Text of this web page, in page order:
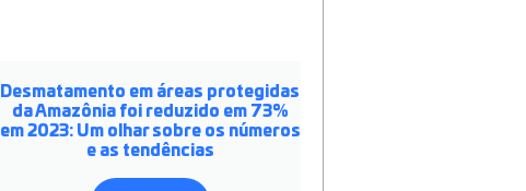
Desmatamento em áreas protegidas
da Amazônia foi reduzido em 73%
em 2023: Um olhar sobre os números
e as tendências